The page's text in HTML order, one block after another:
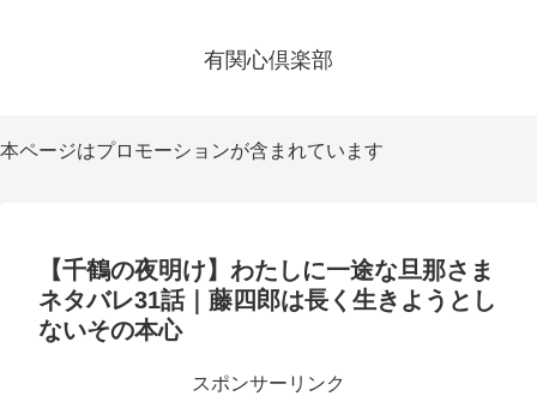
有関心倶楽部
本ページはプロモーションが含まれています
【千鶴の夜明け】わたしに一途な旦那さま
ネタバレ31話｜藤四郎は長く生きようとし
ないその本心
スポンサーリンク